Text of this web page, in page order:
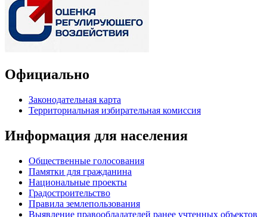
Официально
Законодательная карта
Территориальная избирательная комиссия
Информация для населения
Общественные голосования
Памятки для гражданина
Национальные проекты
Градостроительство
Правила землепользования
Выявление правообладателей ранее учтенных объектов